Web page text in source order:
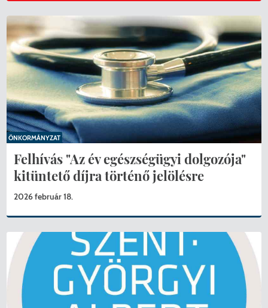
Felhívás "Az év egészségügyi dolgozója"
kitüntető díjra történő jelölésre
2026 február 18.
ÖNKORMÁNYZAT